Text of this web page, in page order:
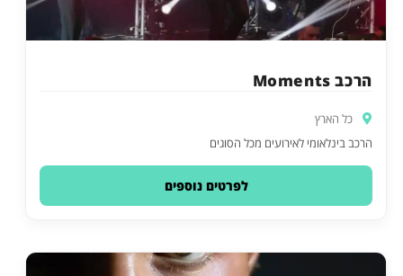
הרכב Moments
כל הארץ
הרכב בינלאומי לאירועים מכל הסוגים
לפרטים נוספים